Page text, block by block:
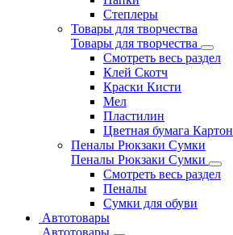
Степлеры
Товары для творчества
Товары для творчества
Смотреть весь раздел
Клей Скотч
Краски Кисти
Мел
Пластилин
Цветная бумага Картон
Пеналы Рюкзаки Сумки
Пеналы Рюкзаки Сумки
Смотреть весь раздел
Пеналы
Сумки для обуви
Автотовары
Автотовары